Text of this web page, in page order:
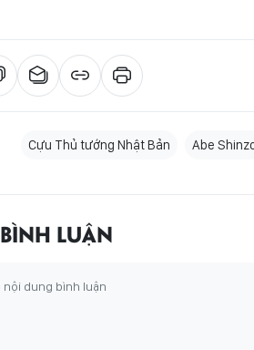
Cựu Thủ tướng Nhật Bản Abe
BÌNH LUẬN